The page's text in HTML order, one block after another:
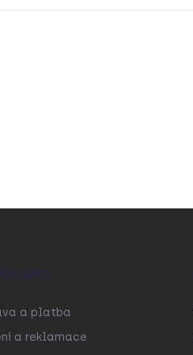
a platba
a reklamace